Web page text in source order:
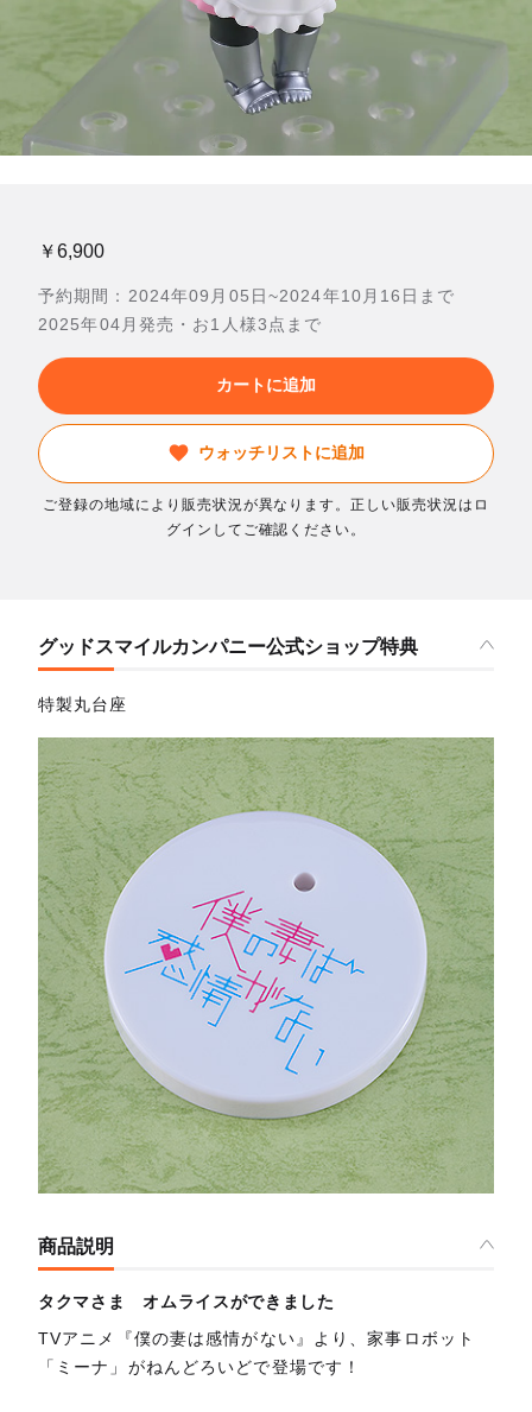
￥6,900
予約期間：2024年09月05日~2024年10月16日まで
2025年04月発売・お1人様3点まで
カートに追加
ウォッチリストに追加
ご登録の地域により販売状況が異なります。正しい販売状況はロ
グインしてご確認ください。
グッドスマイルカンパニー公式ショップ特典
特製丸台座
商品説明
タクマさま オムライスができました
TVアニメ『僕の妻は感情がない』より、家事ロボット
「ミーナ」がねんどろいどで登場です！